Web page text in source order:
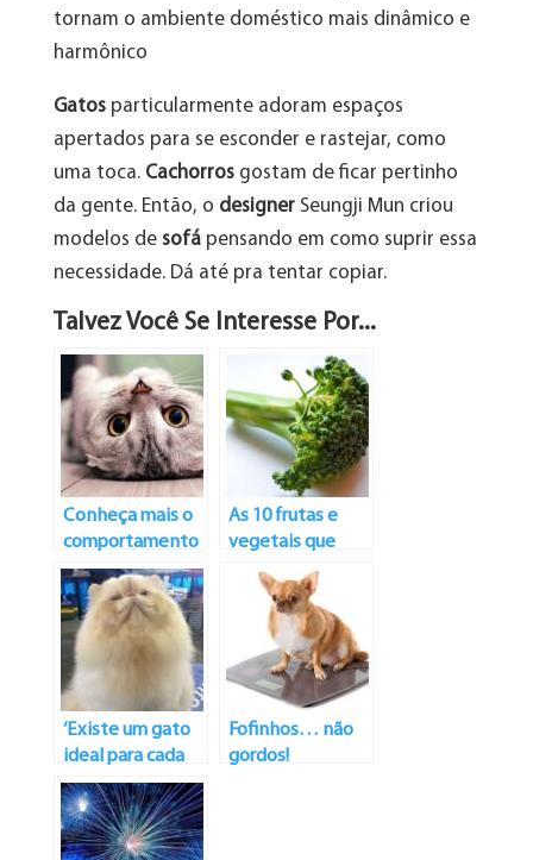
tornam o ambiente doméstico mais dinâmico e
harmônico
Gatosparticularmente adoram espaços
apertados para se esconder e rastejar, como
uma toca. Cachorros gostam de ficar pertinho
da gente. Então, o designer Seungji Mun criou
modelos de sofápensando em como suprir essa
necessidade. Dá até pra tentar copiar.
Talvez Você Se Interesse Por...
Conheça mais o
comportamento
felino
As 10 frutas e
vegetais que
ajudam na
nutrição dos cães
‘Existe um gato
ideal para cada
tipo de pessoa’,
explica
veterinária
Fofinhos… não
gordos!